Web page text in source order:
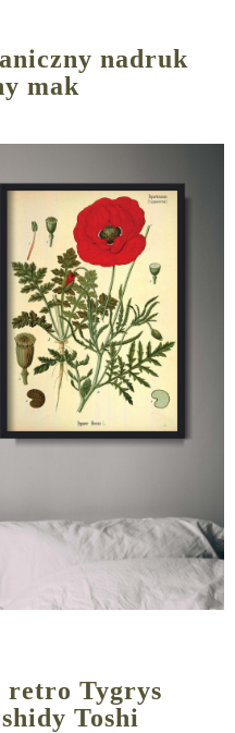
nadruk
mak
retro Tygrys
Toshi